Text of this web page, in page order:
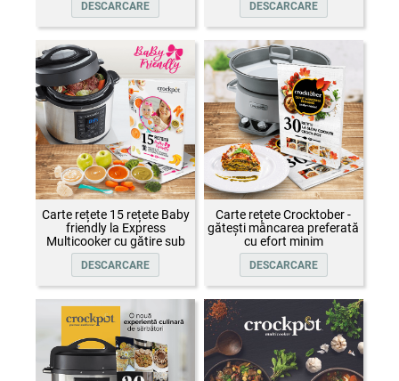
DESCARCARE DESCARCARE
Carte rețete 15 rețete Baby
friendly la Express
Multicooker cu gătire sub
presiune Crock-Pot
DESCARCARE
Carte rețete Crocktober -
gătești mâncarea preferată
cu efort minim
DESCARCARE